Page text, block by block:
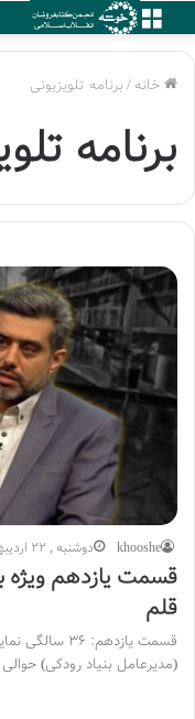
منو
خانه/برنامه تلویزیونی
برنامه
khooshe دوشنبه , 22 اردیبهشت 1404
قسمت یازدهم ویژه
قلم
قسمت یازدهم:
(مدیرعامل بنیاد رودکی) حوالی ساعت ۱۷:۳۰ از شبکه